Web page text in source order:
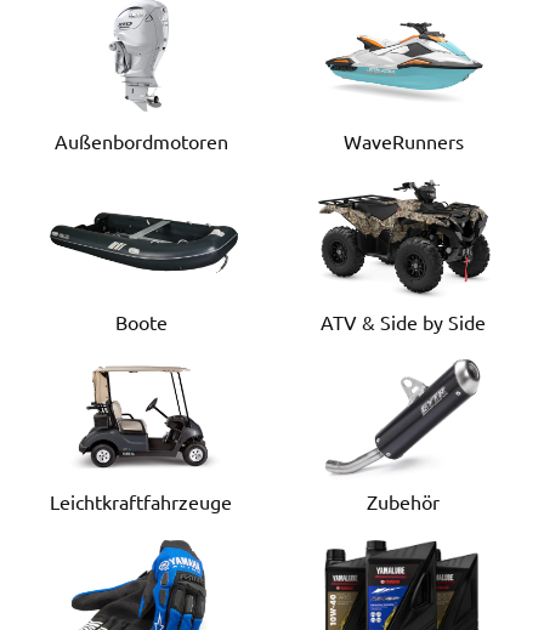
Außenbordmotoren WaveRunners
Boote ATV & Side by Side
Leichtkraftfahrzeuge Zubehör